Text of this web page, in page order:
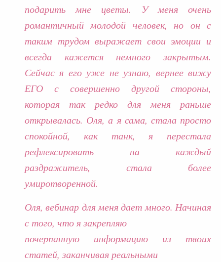
подарить мне цветы. У меня очень
романтичный молодой человек, но он с
таким трудом выражает свои эмоции и
всегда кажется немного закрытым.
Сейчас я его уже не узнаю, вернее вижу
ЕГО с совершенно другой стороны,
которая так редко для меня раньше
открывалась. Оля, а я сама, стала просто
спокойной, как танк, я перестала
рефлексировать на каждый
раздражитель, стала более
умиротворенной.
Оля, вебинар для меня дает много. Начиная
с того, что я закрепляю
почерпанную информацию из твоих
статей, заканчивая реальными